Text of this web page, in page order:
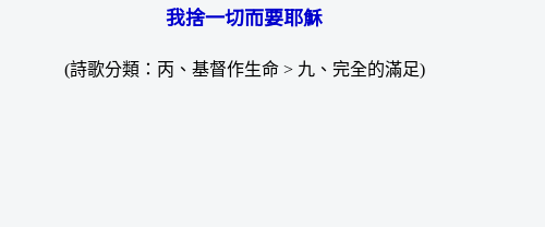
我捨一切而要耶穌
(詩歌分類：丙、基督作生命 > 九、完全的滿足)